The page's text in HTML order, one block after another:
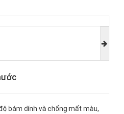
bám dính và chống mất màu,